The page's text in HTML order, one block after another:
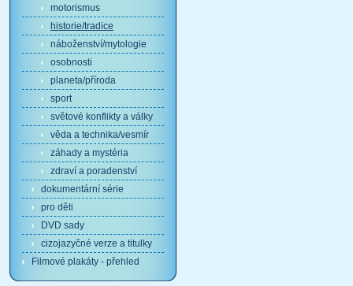
motorismus
historie/tradice
náboženství/mytologie
osobnosti
planeta/příroda
sport
světové konflikty a války
věda a technika/vesmír
záhady a mystéria
zdraví a poradenství
dokumentární série
pro děti
DVD sady
cizojazyčné verze a titulky
Filmové plakáty - přehled